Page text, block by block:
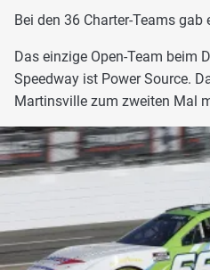
Bei den 36 Charter-Teams gab
Das einzige Open-Team beim
Speedway ist Power Source.
Martinsville zum zweiten Mal